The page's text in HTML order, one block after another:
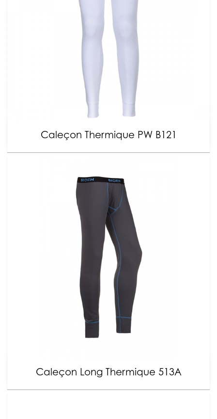
Caleçon Thermique PW B121
Caleçon Long Thermique 513A